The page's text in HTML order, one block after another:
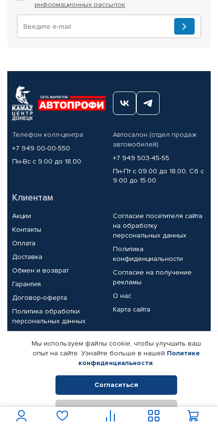
информационных рассылок
Телефон колл-центра
+7 949 00-00-550
Пн-Вс с 9.00 до 18.00
Автосалон (отдел продаж
автомобилей)
+7 949 503-45-55
Пн-Пт с 09.00 до 18.00, Сб с
9.00 до 15.00
Клиентам
Акции
Контакты
Оплата
Доставка
Обмен и возврат
Гарантия
Договор-оферта
Политика обработки
персональных данных
Согласие посетителя сайта
на обработку
персональных данных
Политика
конфиденциальности
Согласие на получение
рекламы
О нас
Карта сайта
Партнерам
Корпоративным клиентам
Поставщикам
Реквизиты компании
© КАМАЗ ЦЕНТР ДОНЕЦК, 2015-2026. Все права защищены.
Интернет-магазин автомобильных товаров Автопрофи.
Мы используем файлы cookie, чтобы улучшить ваш
опыт на сайте. Узнайте больше в нашей Политике
конфиденциальности.
Согласиться
Отклонить